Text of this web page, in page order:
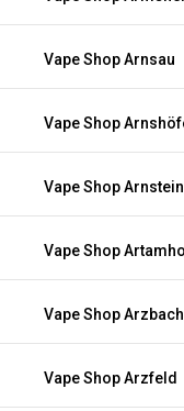
Vape Shop Arnsau
Vape Shop
Vape Shop Arnstein
Vape Shop
Vape Shop Arzbach
Vape Shop Arzfeld